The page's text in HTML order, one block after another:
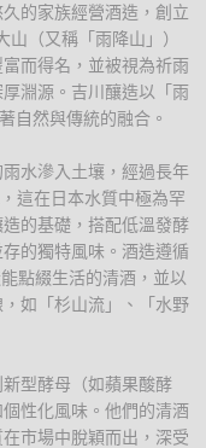
的家族經營酒造，創立
（又稱「雨降山」）
而得名，並被視為祈雨
淵源。吉川釀造以「雨
自然與傳統的融合。
水滲入土壤，經過長年
這在日本水質中極為罕
的基礎，搭配低溫發酵
的獨特風味。酒造遵循
點綴生活的清酒，並以
如「杉山流」、「水野
型酵母（如蘋果酸酵
性化風味。他們的清酒
市場中脫穎而出，深受